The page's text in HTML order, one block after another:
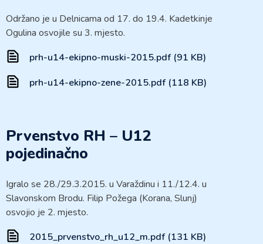
Održano je u Delnicama od 17. do 19.4. Kadetkinje
Ogulina osvojile su 3. mjesto.
prh-u14-ekipno-muski-2015.pdf (91 KB)
prh-u14-ekipno-zene-2015.pdf (118 KB)
Prvenstvo RH – U12
pojedinačno
Igralo se 28./29.3.2015. u Varaždinu i 11./12.4. u
Slavonskom Brodu. Filip Požega (Korana, Slunj)
osvojio je 2. mjesto.
2015_prvenstvo_rh_u12_m.pdf (131 KB)